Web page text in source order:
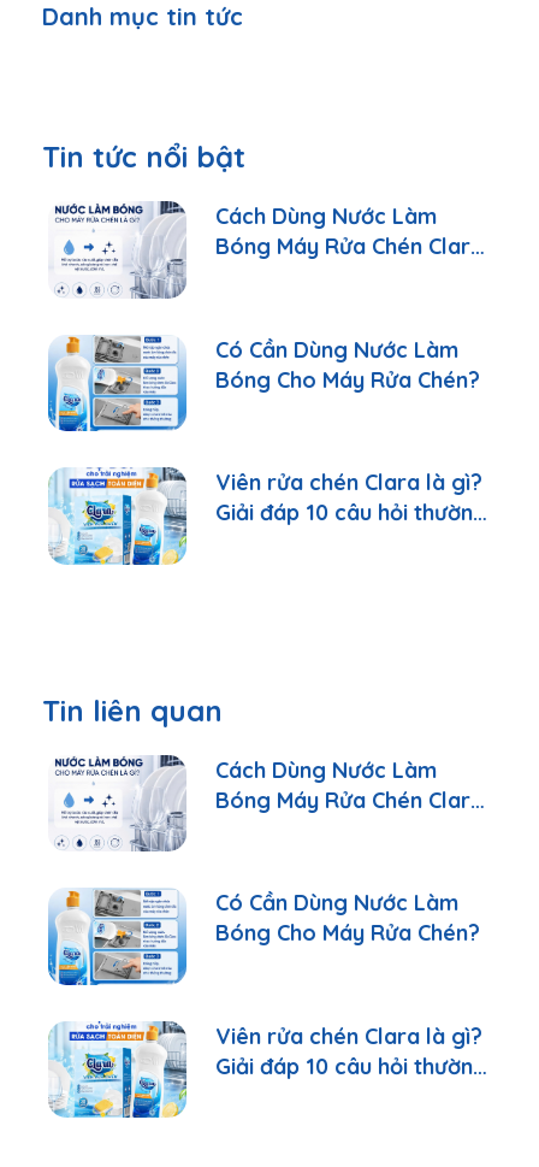
Danh mục tin tức
Tin tức nổi bật
Cách Dùng Nước Làm
Bóng Máy Rửa Chén Clara
Có Cần Dùng Nước Làm
Bóng Cho Máy Rửa Chén?
Viên rửa chén Clara là gì?
Giải đáp 10 câu hỏi thường
Tin liên quan
Cách Dùng Nước Làm
Bóng Máy Rửa Chén Clara
Có Cần Dùng Nước Làm
Bóng Cho Máy Rửa Chén?
Viên rửa chén Clara là gì?
Giải đáp 10 câu hỏi thường